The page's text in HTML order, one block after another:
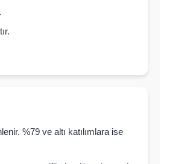
%79 ve altı katılımlara ise